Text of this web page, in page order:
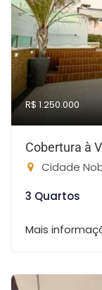
R$ 1.250.000
Cobertura à
Cidade
3 Quartos
Mais